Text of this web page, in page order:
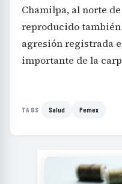
Chamilpa, al norte
reproducido
agresión registrada
importante de la
TAGS Salud Pemex